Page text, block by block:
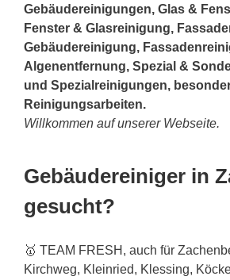
Gebäudereinigungen, Glas &
Fenster & Glasreinigung,
Gebäudereinigung,
Algenentfernung, Spezial &
und Spezialreinigungen,
Reinigungsarbeiten.
Willkommen auf unserer Webseite.
Gebäudereiniger in
gesucht?
🥇 TEAM FRESH, auch für
Kirchweg, Kleinried, Klessing,